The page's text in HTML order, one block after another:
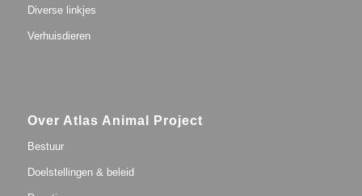
Diverse linkjes
Verhuisdieren
Over Atlas Animal Project
Bestuur
Doelstellingen & beleid